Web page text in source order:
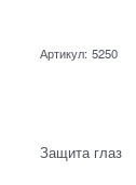
Артикул: 5250
Защита глаз